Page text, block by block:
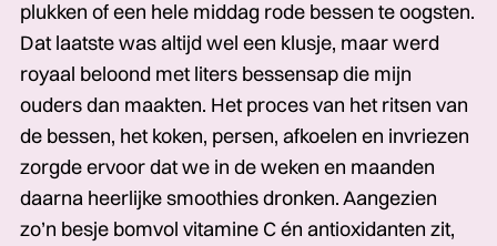
plukken of een hele middag rode bessen te oogsten.
Dat laatste was altijd wel een klusje, maar werd
royaal beloond met liters bessensap die mijn
ouders dan maakten. Het proces van het ritsen van
de bessen, het koken, persen, afkoelen en invriezen
zorgde ervoor dat we in de weken en maanden
daarna heerlijke smoothies dronken. Aangezien
zo’n besje bomvol vitamine C én antioxidanten zit,